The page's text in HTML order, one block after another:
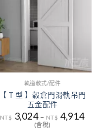
軌道款式/配件
【 T 型 】穀倉門滑軌吊門
五金配件
NT$ 3,024– NT$ 4,914
(含稅)